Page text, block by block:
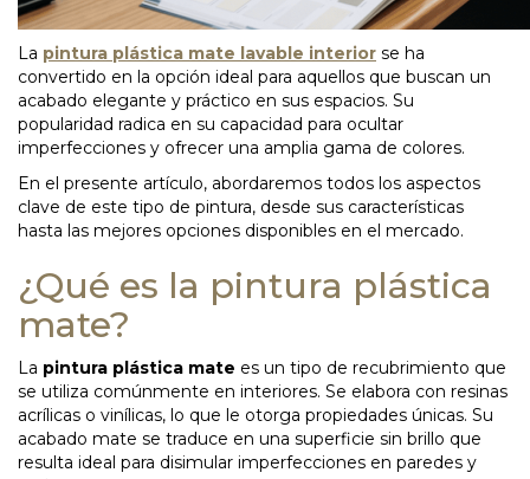
La pintura plástica mate lavable interior se ha
convertido en la opción ideal para aquellos que buscan un
acabado elegante y práctico en sus espacios. Su
popularidad radica en su capacidad para ocultar
imperfecciones y ofrecer una amplia gama de colores.
En el presente artículo, abordaremos todos los aspectos
clave de este tipo de pintura, desde sus características
hasta las mejores opciones disponibles en el mercado.
¿Qué es la pintura plástica
mate?
La pintura plástica mate es un tipo de recubrimiento que
se utiliza comúnmente en interiores. Se elabora con resinas
acrílicas o vinílicas, lo que le otorga propiedades únicas. Su
acabado mate se traduce en una superficie sin brillo que
resulta ideal para disimular imperfecciones en paredes y